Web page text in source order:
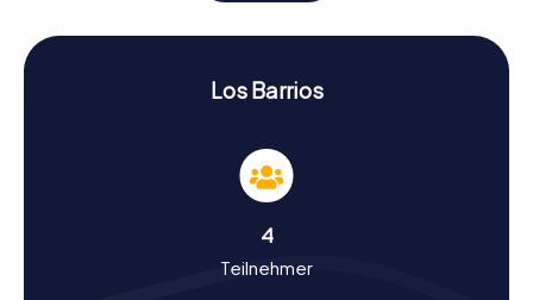
euch knifflige Rätsel, die euch tiefer in die Geschichte
und Kultur von Los Barrios eintauchen lassen.
Bei unseren Schnitzeljagden in Los Barrios erfahrt ihr mehr
über die faszinierende Geschichte und Kultur dieser
Flüchtlingen aus Gibraltar, hat Los Barrios eine bewegte
Vergangenheit. Wusstet ihr, dass die Region schon seit
Los Barrios
4
Teilnehmer